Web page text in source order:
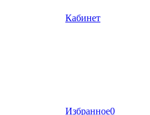
Кабинет
Избранное0